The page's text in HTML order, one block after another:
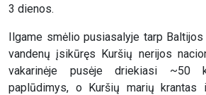
3 dienos.
Ilgame smėlio pusiasalyje tarp
vandenų įsikūręs Kuršių nerijos
vakarinėje pusėje driekiasi ~50
paplūdimys, o Kuršių marių krantas